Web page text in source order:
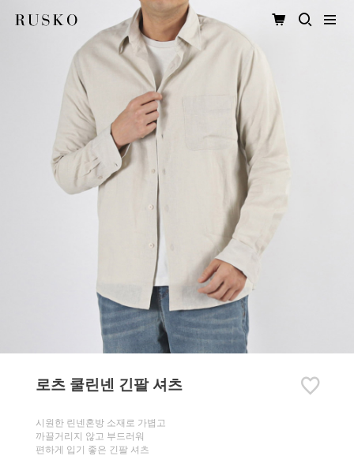
로츠 쿨린넨 긴팔 셔츠
시원한 린넨혼방 소재로 가볍고
까끌거리지 않고 부드러워
편하게 입기 좋은 긴팔 셔츠